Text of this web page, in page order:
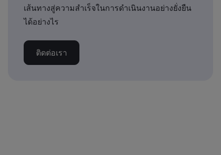
เส้นทางสู่ความสำเร็จในการดำเนินงานอย่างยั่งยืน
ได้อย่างไร
ติดต่อเรา